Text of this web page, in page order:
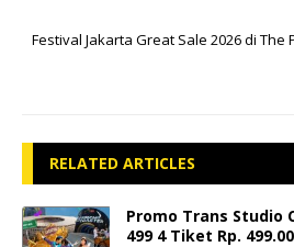
Festival Jakarta Great Sale 2026 di The
RELATED ARTICLES
Promo Trans Studio
499 4 Tiket Rp.